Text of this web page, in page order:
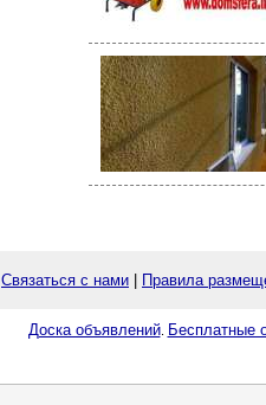
Связаться с нами Правила
Доска объявлений. Бесплатные